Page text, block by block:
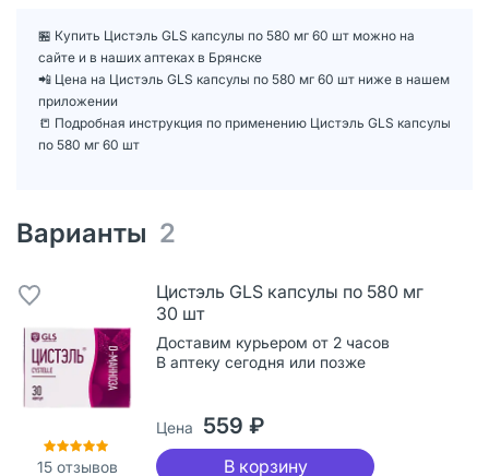
🏪 Купить Цистэль GLS капсулы по 580 мг 60 шт можно на
сайте и в наших аптеках в Брянске
📲 Цена на Цистэль GLS капсулы по 580 мг 60 шт ниже в нашем
приложении
📒 Подробная инструкция по применению Цистэль GLS капсулы
по 580 мг 60 шт
Варианты 2
15 отзывов
Цистэль GLS капсулы по 580 мг
30 шт
Доставим курьером от 2 часов
В аптеку сегодня или позже
Цена 559 ₽
В корзину